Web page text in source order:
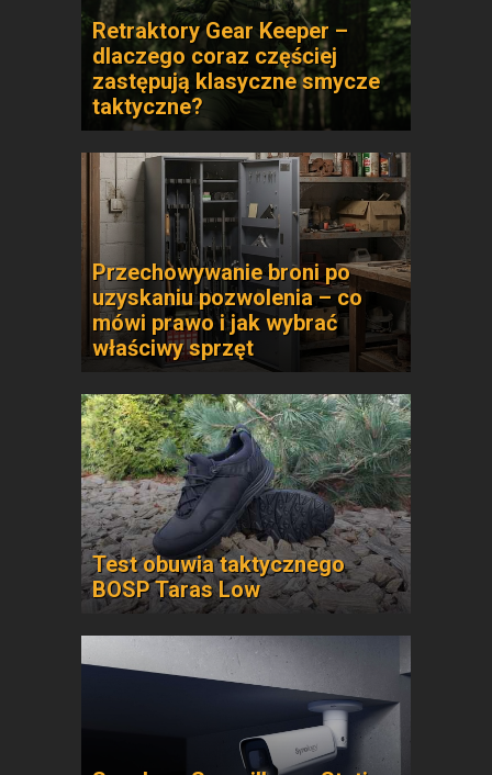
Retraktory Gear Keeper –
dlaczego coraz częściej
zastępują klasyczne smycze
taktyczne?
Przechowywanie broni po
uzyskaniu pozwolenia – co
mówi prawo i jak wybrać
właściwy sprzęt
Test obuwia taktycznego
BOSP Taras Low